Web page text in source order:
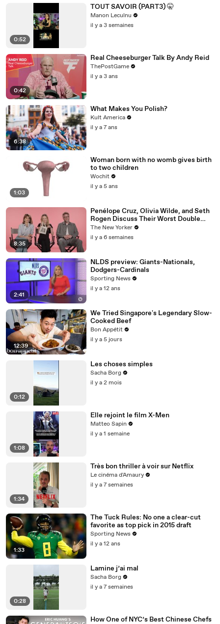
0:52
TOUT SAVOIR (PART3) 🤫
Manon Leculnu
il y a 3 semaines
0:42
Real Cheeseburger Talk By Andy Reid
ThePostGame
il y a 3 ans
6:38
What Makes You Polish?
Kult America
il y a 7 ans
1:03
Woman born with no womb gives birth
to two children
Wochit
il y a 5 ans
8:35
Penélope Cruz, Olivia Wilde, and Seth
Rogen Discuss Their Worst Double
Dates | The Mini Interview
The New Yorker
il y a 6 semaines
2:41
NLDS preview: Giants-Nationals,
Dodgers-Cardinals
Sporting News
il y a 12 ans
12:39
We Tried Singapore's Legendary Slow-
Cooked Beef
Bon Appétit
il y a 5 jours
0:12
Les choses simples
Sacha Borg
il y a 2 mois
1:08
Elle rejoint le film X-Men
Matteo Sapin
il y a 1 semaine
1:34
Très bon thriller à voir sur Netflix
Le cinéma d'Amaury
il y a 7 semaines
1:33
The Tuck Rules: No one a clear-cut
favorite as top pick in 2015 draft
Sporting News
il y a 12 ans
0:28
Lamine j’ai mal
Sacha Borg
il y a 7 semaines
How One of NYC’s Best Chinese Chefs